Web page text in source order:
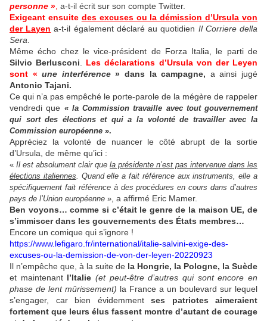
personne » a-t-il écrit sur son compte Twitter.
Exigeant ensuite des excuses ou la démission d’Ursula von
der Layen a-t-il également déclaré au quotidien Il Corriere della
Sera
Même écho chez le vice-président de Forza Italia, le parti de
Silvio Berlusconi
Les déclarations d’Ursula von der Leyen
sont « une interférence» dans la campagne, a ainsi jugé
Antonio Tajani.
Ce qui n’a pas empêché le porte-parole de la mégère de rappeler
vendredi que « la Commission travaille avec tout gouvernement
qui sort des élections et qui a la volonté de travailler avec la
Commission européenne ».
Appréciez la volonté de nuancer le côté abrupt de la sortie
d’Ursula, de même qu’ici :
« Il est absolument clair que la présidente n’est pas intervenue dans les
élections italiennes. Quand elle a fait référence aux instruments, elle a
spécifiquement fait référence à des procédures en cours dans d’autres
pays de l’Union européenne », a affirmé Eric Mamer.
Ben voyons… comme si c’était le genre de la maison UE, de
s’immiscer dans les gouvernements des États membres…
Encore un comique qui s’ignore !
https://www.lefigaro.fr/international/italie-salvini-exige-des-
excuses-ou-la-demission-de-von-der-leyen-20220923
Il n’empêche que, à la suite de la Hongrie, la Pologne, la Suède
et maintenant l’Italie (et peut-être d’autres qui sont encore en
phase de lent mûrissement) la France a un boulevard sur lequel
s’engager, car bien évidemment ses patriotes aimeraient
fortement que leurs élus fassent montre d’autant de courage